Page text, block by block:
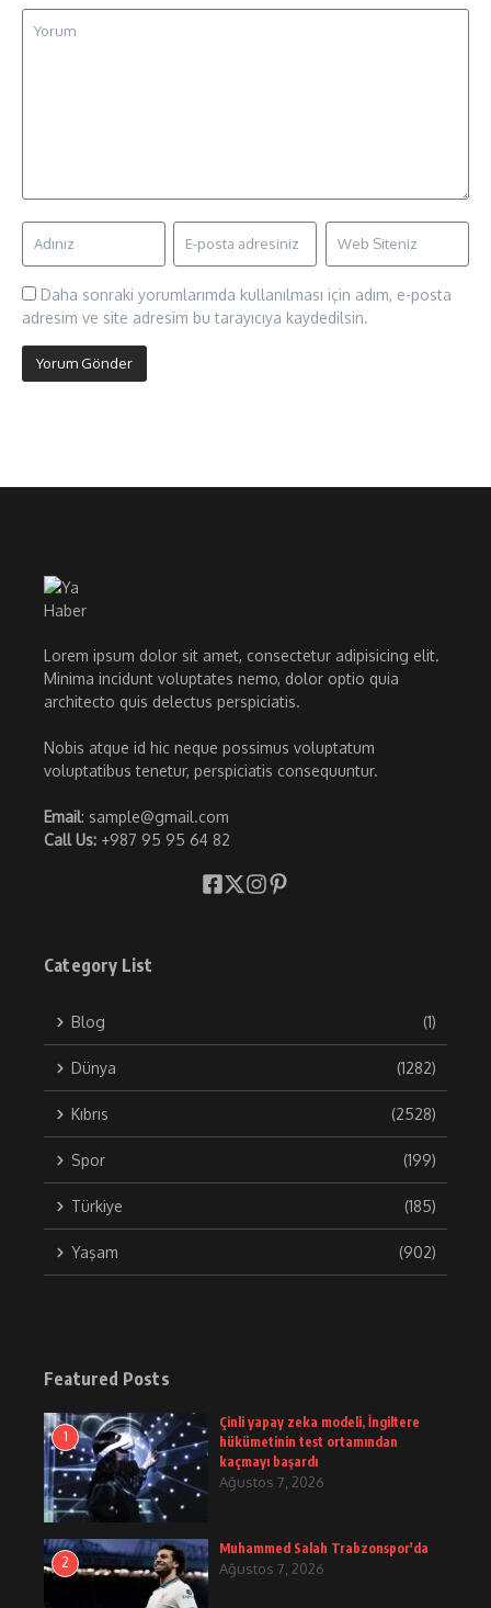
Daha sonraki yorumlarımda kullanılması için adım, e-posta
adresim ve site adresim bu tarayıcıya kaydedilsin.
Lorem ipsum dolor sit amet, consectetur adipisicing elit.
Minima incidunt voluptates nemo, dolor optio quia
architecto quis delectus perspiciatis.
Nobis atque id hic neque possimus voluptatum
voluptatibus tenetur, perspiciatis consequuntur.
Email: sample@gmail.com
Call Us: +987 95 95 64 82
Category List
Blog (1)
Dünya (1282)
Kıbrıs (2528)
Spor (199)
Türkiye (185)
Yaşam (902)
Featured Posts
1
Çinli yapay zeka modeli, İngiltere
hükümetinin test ortamından
kaçmayı başardı
Ağustos 7, 2026
2
Muhammed Salah Trabzonspor'da
Ağustos 7, 2026